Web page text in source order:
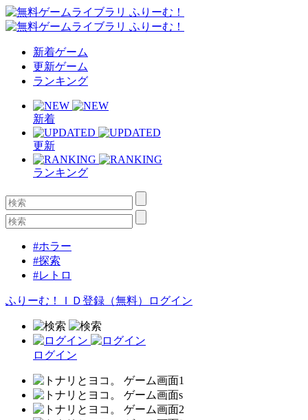
新着ゲーム
更新ゲーム
ランキング
新着
更新
ランキング
#ホラー
#探索
#レトロ
ふりーむ！ＩＤ登録（無料） ログイン
ログイン